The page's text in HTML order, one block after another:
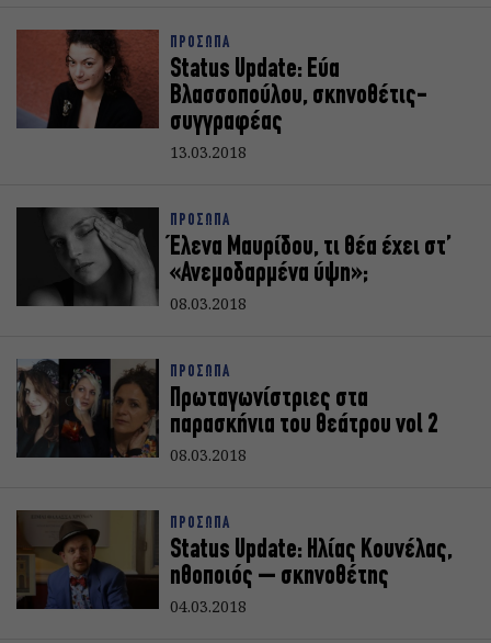
ΠΡΟΣΩΠΑ
Status Update: Εύα
Βλασσοπούλου, σκηνοθέτις-
συγγραφέας
13.03.2018
ΠΡΟΣΩΠΑ
Έλενα Μαυρίδου, τι θέα έχει στ’
«Ανεμοδαρμένα ύψη»;
08.03.2018
ΠΡΟΣΩΠΑ
Πρωταγωνίστριες στα
παρασκήνια του θεάτρου vol 2
08.03.2018
ΠΡΟΣΩΠΑ
Status Update: Ηλίας Κουνέλας,
ηθοποιός – σκηνοθέτης
04.03.2018